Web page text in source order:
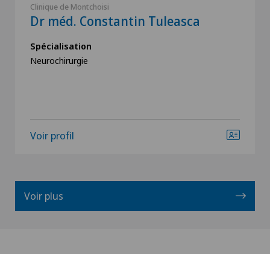
Clinique de Montchoisi
Dr méd. Constantin Tuleasca
Spécialisation
Neurochirurgie
Voir profil
Voir plus